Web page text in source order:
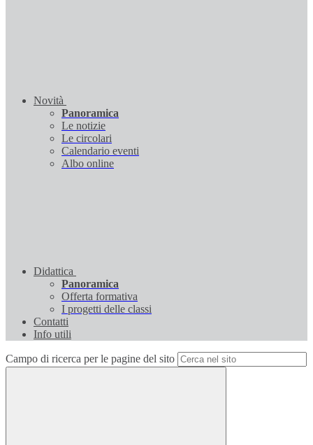
Novità
Panoramica
Le notizie
Le circolari
Calendario eventi
Albo online
Didattica
Panoramica
Offerta formativa
I progetti delle classi
Contatti
Info utili
Campo di ricerca per le pagine del sito